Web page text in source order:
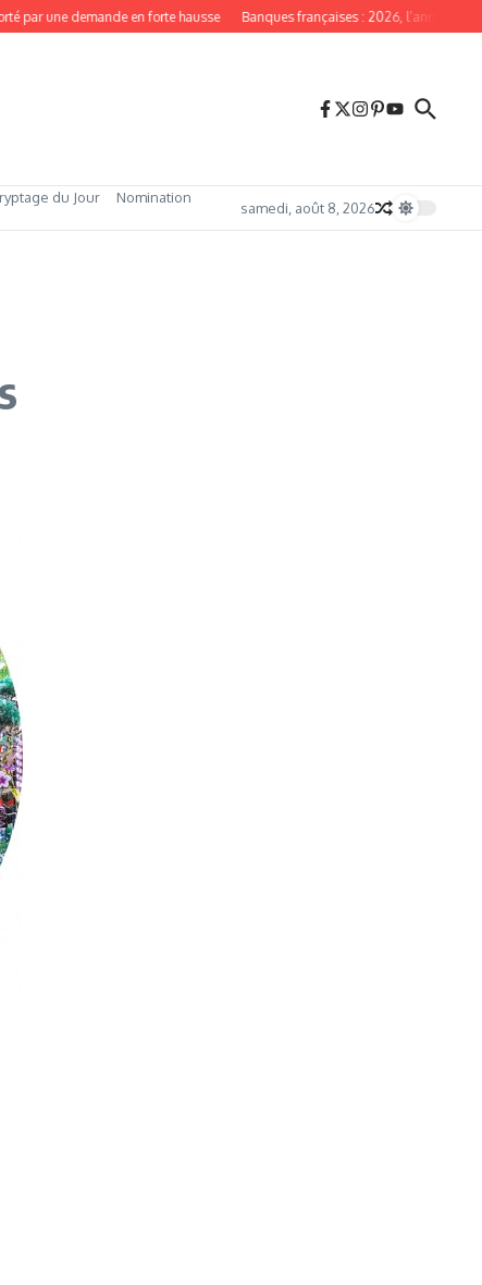
une demande en forte hausse Banques françaises : 2026, l’année du
du Jour
Nomination
samedi, août 8, 2026